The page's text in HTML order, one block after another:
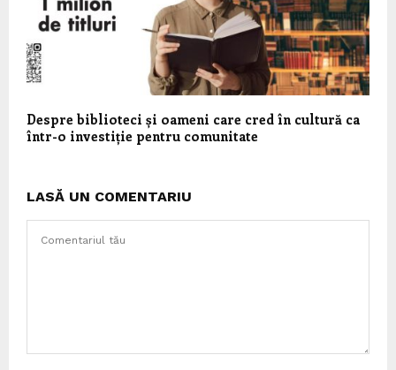
Despre biblioteci și oameni care cred în cultură ca
într-o investiție pentru comunitate
LASĂ UN COMENTARIU